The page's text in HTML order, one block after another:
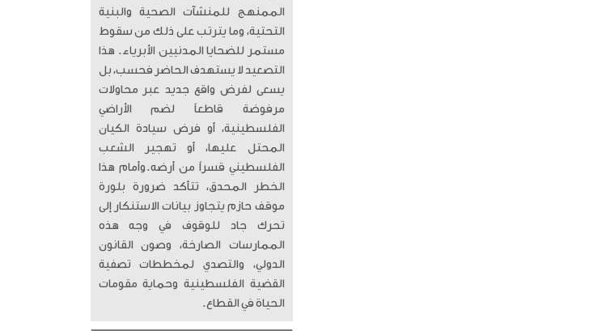
الممنهج للمنشآت الصحية والبنية
التحتية، وما يترتب على ذلك من سقوط
مستمر للضحايا المدنيين الأبرياء. ​ هذا
التصعيد لا يستهدف الحاضر فحسب، بل
يسعى لفرض واقع جديد عبر محاولات
مرفوضة قاطعاً لضم الأراضي
الفلسطينية، أو فرض سيادة الكيان
المحتل عليها، أو تهجير الشعب
الفلسطيني قسراً من أرضه. ​وأمام هذا
الخطر المحدق، تتأكد ضرورة بلورة
موقف حازم يتجاوز بيانات الاستنكار إلى
تحرك جاد للوقوف في وجه هذه
الممارسات الصارخة، وصون القانون
الدولي، والتصدي لمخططات تصفية
القضية الفلسطينية وحماية مقومات
الحياة في القطاع.